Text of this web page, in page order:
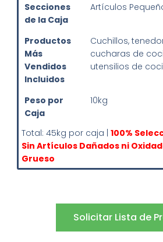
Secciones
de la Caja
Artículos
Productos
Más
Vendidos
Incluidos
Cuchillos,
cucharas de
utensilios de
Peso por
Caja
10kg
Total: 45kg por caja | 100%
Sin Artículos Dañados ni
Grueso
Solicitar Lista de